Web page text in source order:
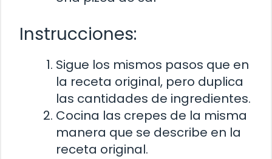
Instrucciones:
Sigue los mismos pasos que en
la receta original, pero duplica
las cantidades de ingredientes.
Cocina las crepes de la misma
manera que se describe en la
receta original.